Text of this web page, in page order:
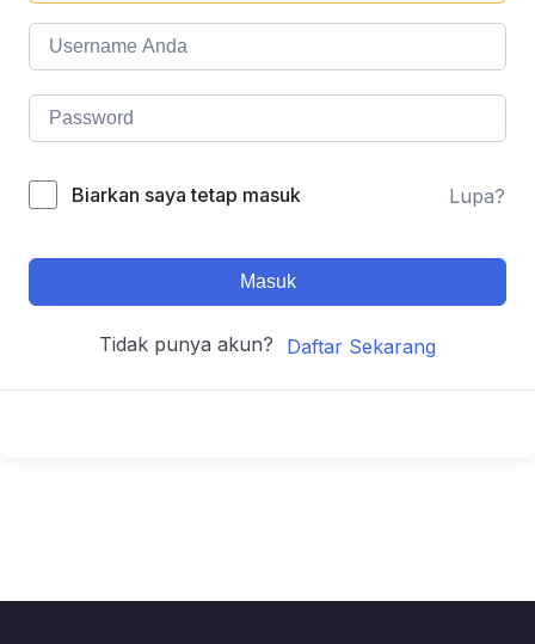
Biarkan saya tetap masuk Lupa?
Masuk
Tidak punya akun? Daftar Sekarang